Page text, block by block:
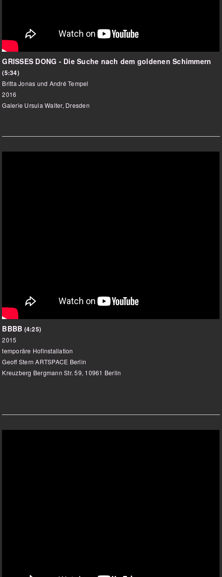
GRISSES DONG - Die Suche nach dem goldenen Schimmern
(5:34)
Britta Jonas und André Tempel
2016
Galerie Ursula Walter, Dresden
BBBB (4:25)
2015
temporäre Hofinstallation
Geoff Stern ARTSPACE Berlin
Kreuzberg Bergmann Str. 59, 10961 Berlin